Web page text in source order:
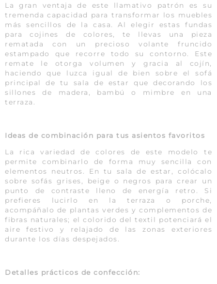
La gran ventaja de este llamativo patrón es su
tremenda capacidad para transformar los muebles
más sencillos de la casa. Al elegir estas fundas
para cojines de colores, te llevas una pieza
rematada con un precioso volante fruncido
estampado que recorre todo su contorno. Este
remate le otorga volumen y gracia al cojín,
haciendo que luzca igual de bien sobre el sofá
principal de tu sala de estar que decorando los
sillones de madera, bambú o mimbre en una
terraza.
Ideas de combinación para tus asientos favoritos
La rica variedad de colores de este modelo te
permite combinarlo de forma muy sencilla con
elementos neutros. En tu sala de estar, colócalo
sobre sofás grises, beige o negros para crear un
punto de contraste lleno de energía retro. Si
prefieres lucirlo en la terraza o porche,
acompáñalo de plantas verdes y complementos de
fibras naturales; el colorido del textil potenciará el
aire festivo y relajado de las zonas exteriores
durante los días despejados.
Detalles prácticos de confección: